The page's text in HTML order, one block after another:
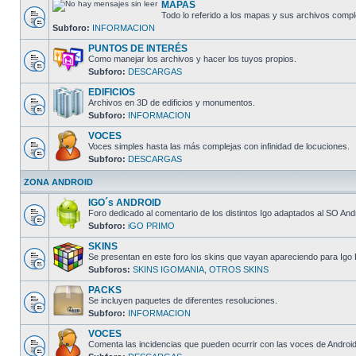
MAPAS
Todo lo referido a los mapas y sus archivos
Subforo: INFORMACION
PUNTOS DE INTERÉS
Como manejar los archivos y hacer los tuyos propios.
Subforo: DESCARGAS
EDIFICIOS
Archivos en 3D de edificios y monumentos.
Subforo: INFORMACION
VOCES
Voces simples hasta las más complejas con infinidad de locuciones.
Subforo: DESCARGAS
ZONA ANDROID
IGO´s ANDROID
Foro dedicado al comentario de los distintos Igo adaptados al SO
Subforo: iGO PRIMO
SKINS
Se presentan en este foro los skins que vayan apareciendo para Igo
Subforos: SKINS IGOMANIA OTROS SKINS
PACKS
Se incluyen paquetes de diferentes resoluciones.
Subforo: INFORMACION
VOCES
Comenta las incidencias que pueden ocurrir con las voces de Android.